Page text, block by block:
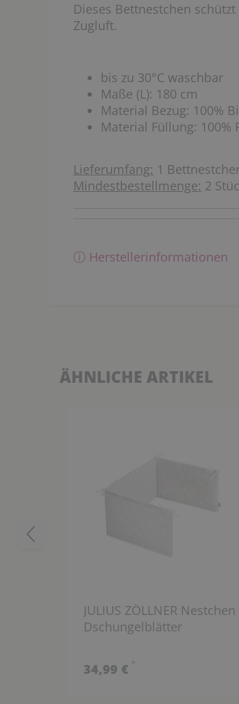
Dieses Bettnestchen
Zugluft.
bis zu 30°C waschbar
Maße (L): 180 cm
Material Bezug: 100%
Material Füllung: 100%
Lieferumfang: 1
Mindestbestellmenge: 2
ⓘ Herstellerinformationen
ÄHNLICHE ARTIKEL
JULIUS ZÖLLNER Nestchen
Dschungelblätter
34,99 € *